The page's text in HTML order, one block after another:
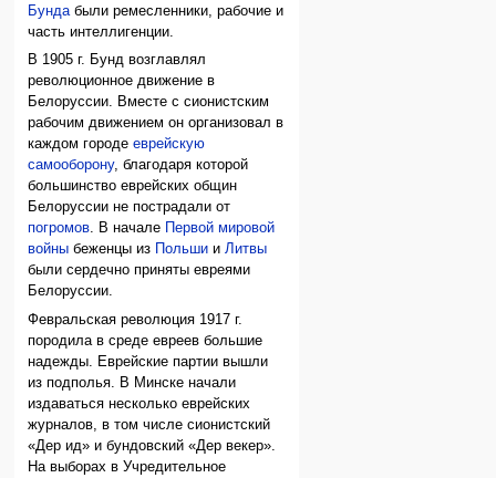
Бундабыли ремесленники, рабочие и
часть интеллигенции.
В 1905 г. Бунд возглавлял
революционное движение в
Белоруссии. Вместе с сионистским
рабочим движением он организовал в
каждом городееврейскую
самооборону, благодаря которой
большинство еврейских общин
Белоруссии не пострадали от
погромов. В начале
Первой мировой
войны беженцы из Польши иЛитвы
были сердечно приняты евреями
Белоруссии.
Февральская революция 1917 г.
породила в среде евреев большие
надежды. Еврейские партии вышли
из подполья. В Минске начали
издаваться несколько еврейских
журналов, в том числе сионистский
«Дер ид» и бундовский «Дер векер».
На выборах в Учредительное